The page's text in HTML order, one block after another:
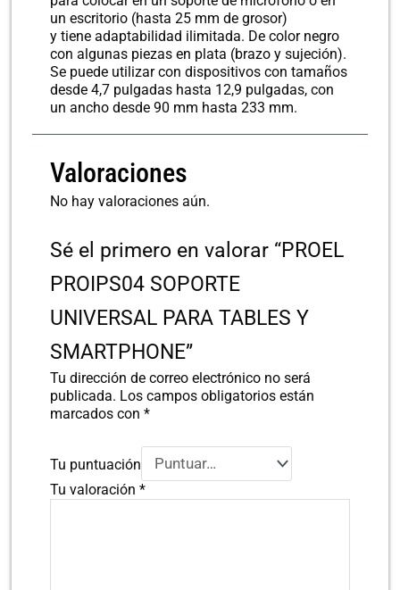
un escritorio (hasta 25 mm de grosor)
y tiene adaptabilidad ilimitada. De color negro
con algunas piezas en plata (brazo y sujeción).
Se puede utilizar con dispositivos con tamaños
desde 4,7 pulgadas hasta 12,9 pulgadas, con
un ancho desde 90 mm hasta 233 mm.
Valoraciones
No hay valoraciones aún.
Sé el primero en valorar “PROEL
PROIPS04 SOPORTE
UNIVERSAL PARA TABLES Y
SMARTPHONE”
Tu dirección de correo electrónico no será
publicada. Los campos obligatorios están
marcados con*
Tu puntuación
Tu valoración*